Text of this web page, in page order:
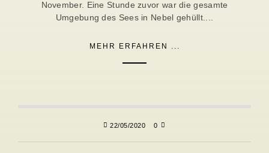
November. Eine Stunde zuvor war die gesamte
Umgebung des Sees in Nebel gehüllt....
MEHR ERFAHREN ...
22/05/2020 0